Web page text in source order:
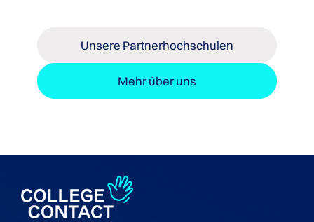
Unsere Partnerhochschulen
Mehr über uns